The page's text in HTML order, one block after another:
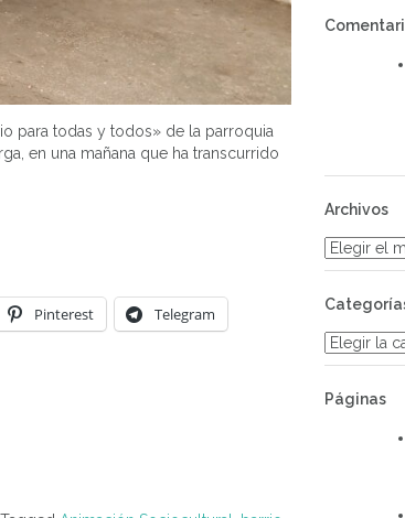
para todas y todos» de la parroquia
en una mañana que ha transcurrido
Pinterest Telegram
Archivos
Archivos
Categorías
Páginas